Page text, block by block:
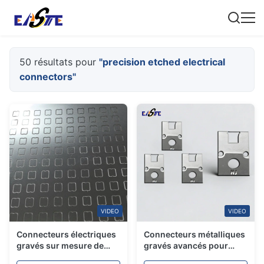
50 résultats pour "precision etched electrical
connectors"
VIDEO
Connecteurs électriques
gravés sur mesure de
VIDEO
Connecteurs métalliques
gravés avancés pour